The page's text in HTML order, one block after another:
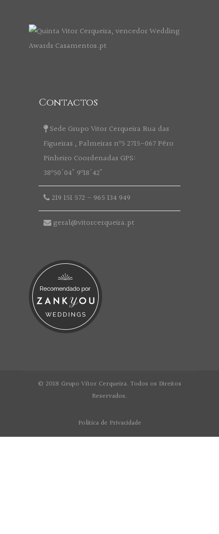
Contactos
Sede Grupo Vitor Cerqueira Rua das
Figueiras , Palmeiras nº5 2715-067 Pêro
Pinheiro Coordenadas GPS:
38º50'04" 9º18'42"
219 151 572 - 965 134 949
geral@vitorcerqueira.pt
© 2018 Grupo Vítor Cerqueira. Todos os Direitos
Reservados.
Politica de Privacidade